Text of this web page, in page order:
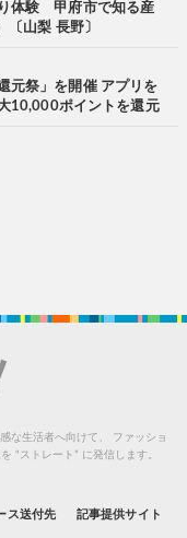
体験 甲府市で知る産
山梨 長野〕
元祭」を開催 アプリを
10,000ポイントを還元
な生活者へ向けて、
ファッショ
“ストレート” に発信します。
ス送付先 記事提供サイト